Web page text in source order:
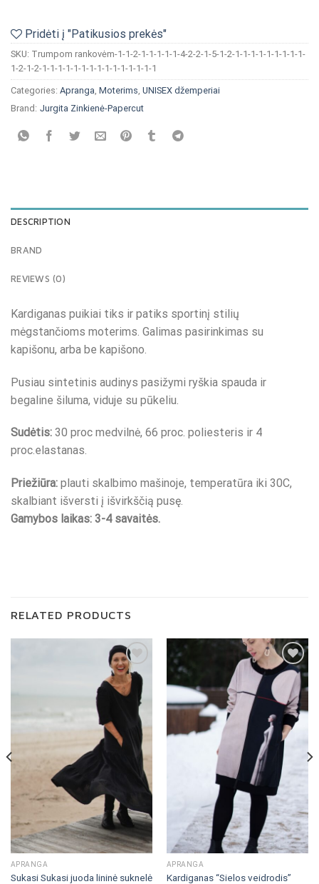
Pridėti į "Patikusios prekės"
SKU: Trumpom rankovėm-1-1-2-1-1-1-1-1-4-2-2-1-5-1-2-1-1-1-1-1-1-1-1-1-
1-2-1-2-1-1-1-1-1-1-1-1-1-1-1-1-1-1-1
Categories: Apranga Moterims UNISEX džemperiai
Brand: Jurgita Zinkienė-Papercut
DESCRIPTION
BRAND
REVIEWS (0)
Kardiganas puikiai tiks ir patiks sportinį stilių
mėgstančioms moterims. Galimas pasirinkimas su
kapišonu, arba be kapišono.
Pusiau sintetinis audinys pasižymi ryškia spauda ir
begaline šiluma, viduje su pūkeliu.
Sudėtis: 30 proc medvilnė, 66 proc. poliesteris ir 4
proc.elastanas.
Priežiūra: plauti skalbimo mašinoje, temperatūra iki 30C,
skalbiant išversti į išvirkščią pusę.
Gamybos laikas: 3-4 savaitės.
RELATED PRODUCTS
Pridėti į
"Patikusios
prekės"
APRANGA
Sukasi Sukasi juoda lininė suknelė
Pridėti į
"Patikusios
prekės"
APRANGA
Kardiganas “Sielos veidrodis”